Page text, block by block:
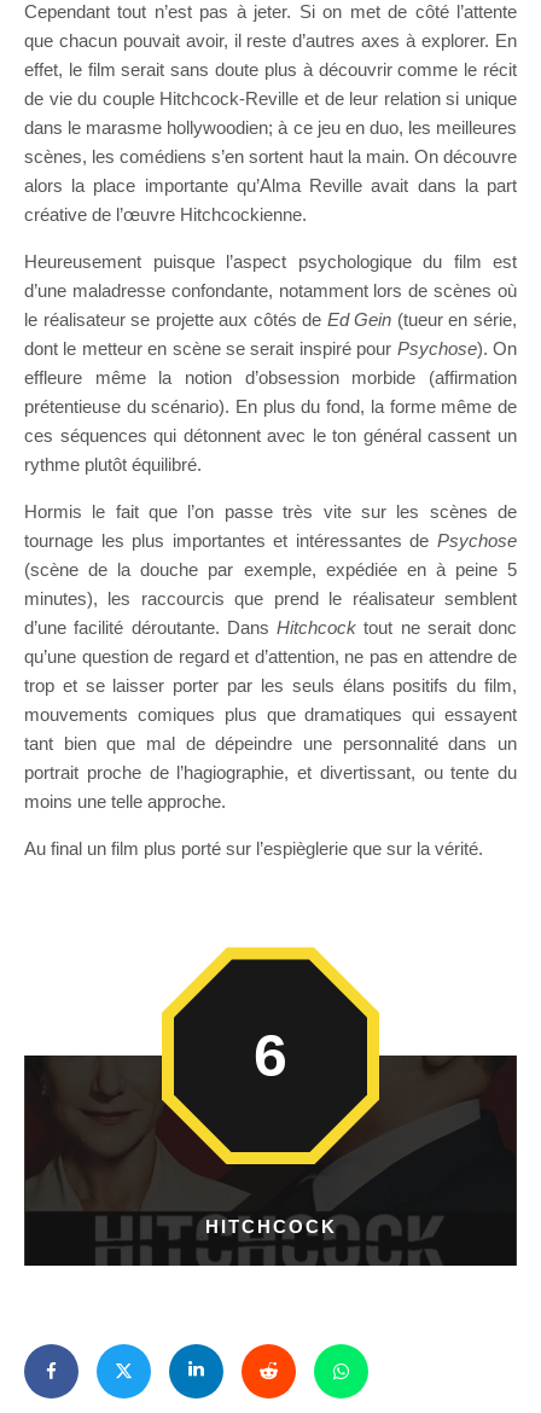
Cependant tout n’est pas à jeter. Si on met de côté l’attente
que chacun pouvait avoir, il reste d’autres axes à explorer. En
effet, le film serait sans doute plus à découvrir comme le récit
de vie du couple Hitchcock-Reville et de leur relation si unique
dans le marasme hollywoodien; à ce jeu en duo, les meilleures
scènes, les comédiens s’en sortent haut la main. On découvre
alors la place importante qu’Alma Reville avait dans la part
créative de l’œuvre Hitchcockienne.
Heureusement puisque l’aspect psychologique du film est
d’une maladresse confondante, notamment lors de scènes où
le réalisateur se projette aux côtés de Ed Gein (tueur en série,
dont le metteur en scène se serait inspiré pour Psychose). On
effleure même la notion d’obsession morbide (affirmation
prétentieuse du scénario). En plus du fond, la forme même de
ces séquences qui détonnent avec le ton général cassent un
rythme plutôt équilibré.
Hormis le fait que l’on passe très vite sur les scènes de
tournage les plus importantes et intéressantes de Psychose
(scène de la douche par exemple, expédiée en à peine 5
minutes), les raccourcis que prend le réalisateur semblent
d’une facilité déroutante. Dans Hitchcock tout ne serait donc
qu’une question de regard et d’attention, ne pas en attendre de
trop et se laisser porter par les seuls élans positifs du film,
mouvements comiques plus que dramatiques qui essayent
tant bien que mal de dépeindre une personnalité dans un
portrait proche de l’hagiographie, et divertissant, ou tente du
moins une telle approche.
Au final un film plus porté sur l’espièglerie que sur la vérité.
HITCHCOCK
6